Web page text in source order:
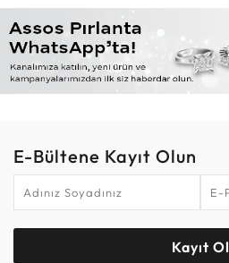
E-Bültene Kayıt Olun
Kayıt Ol